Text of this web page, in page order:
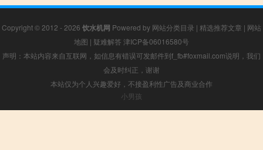
Copyright © 2012 - 2026 饮水机网 Powered by 网站分类目录 | 精选推荐文章 | 网站
地图 | 疑难解答 津ICP备06016580号
声明：本站内容来自互联网，如信息有错误可发邮件到f_fb#foxmail.com说明，我们
会及时纠正，谢谢
本站仅为个人兴趣爱好，不接盈利性广告及商业合作
小男孩